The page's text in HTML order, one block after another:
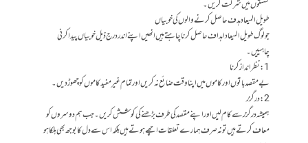
نشستوں میں شرکت کریں۔
طویل المیعاد ہدف حاصل کرنے والوں کی خوبیاں
جو لوگ طویل المیعاد اہداف حاصل کرنا چاہتے ہیں انھیں اپنے اندر درج ذیل خوبیاں پیدا کرنی
چاہییں۔
1: نظر انداز کرنا
بے مقصد باتوں اور کاموں میں اپنا وقت ضائع نہ کریں اور تمام غیر مفید کاموں کو چھوڑ دیں۔
2: درگزر
ہمیشہ درگزر سے کام لیں اور اپنے مقصد کی طرف بڑھنے کی کوشش کریں۔ جب ہم دوسروں کو
معاف کرتے ہیں تو نہ صرف ہمارے تعلقات اچھے ہوتے ہیں بلکہ اس سے دل کا بوجھ بھی ہلکا ہو